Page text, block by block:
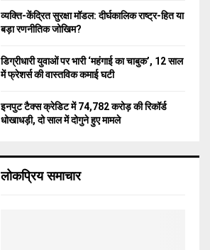
व्यक्ति-केंद्रित सुरक्षा मॉडल: दीर्घकालिक राष्ट्र-हित या
बड़ा रणनीतिक जोखिम?
डिग्रीधारी युवाओं पर भारी ‘महंगाई का चाबुक’, 12 साल
में फ्रेशर्स की वास्तविक कमाई घटी
इनपुट टैक्स क्रेडिट में 74,782 करोड़ की रिकॉर्ड
धोखाधड़ी, दो साल में दोगुने हुए मामले
लोकप्रिय समाचार